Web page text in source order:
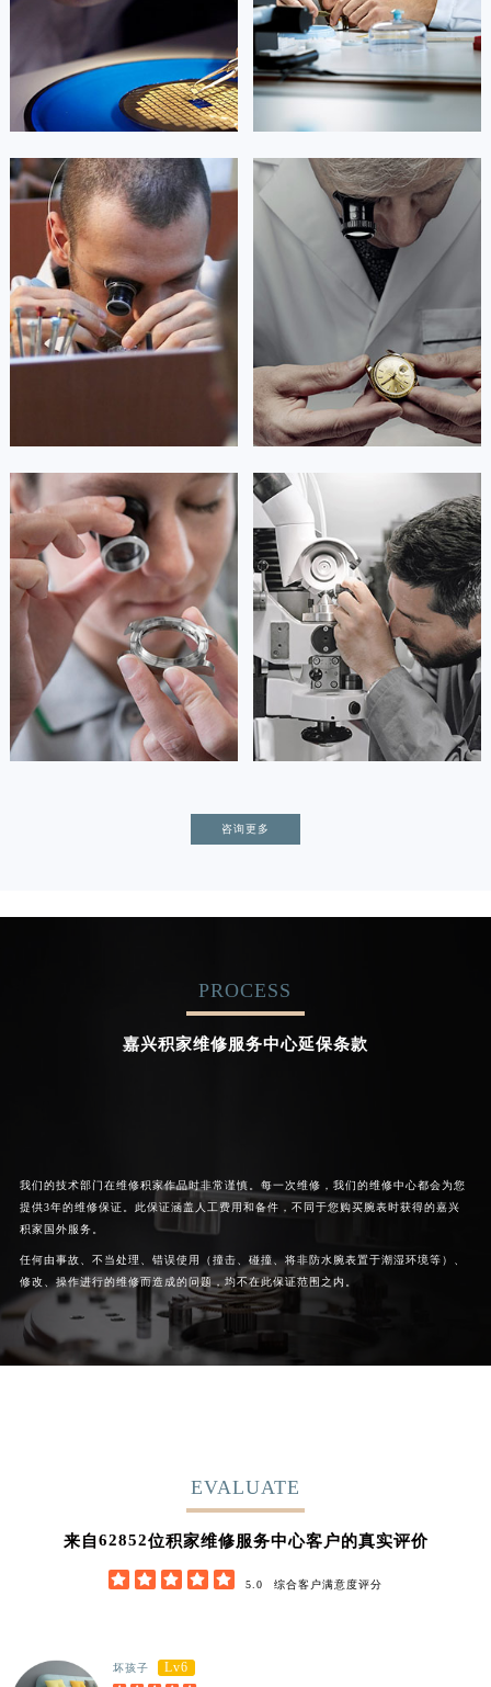
北京积家维修  上海积家维修
艾德琳·亚历桑德拉
资深积家技师
是积家售后服务中心
(积家保养中心)
的高级技师之一
Guangzhou Jaeger Maintain center
 广州积家维修
艾莉森·安吉莉亚
资深积家技师
是积家售后服务中心
(积家保养中心)
的高级技师之一
Shenzhen Jaeger Maintain center
 深圳积家维修
安尼塔·阿普里尔
资深积家技师
是积家售后服务中心
(积家保养中心)
的高级技师之一
Tianjin Jaeger Maintain center
 天津积家维修
贝亚特·布兰奇
资深积家技师
是积家售后服务中心
(积家保养中心)
的高级技师之一
Nanjing Jaeger Maintain center
 上海积家保养
辛迪·克莱门特
资深积家技师

咨询更多
PROCESS
嘉兴积家维修服务中心延保条款
我们的技术部门在维修积家作品时非常谨慎。每一次维修，我们的维修中心都会为您
提供3年的维修保证。此保证涵盖人工费用和备件，不同于您购买腕表时获得的嘉兴
积家国外服务。
任何由事故、不当处理、错误使用（撞击、碰撞、将非防水腕表置于潮湿环境等）、
修改、操作进行的维修而造成的问题，均不在此保证范围之内。
EVALUATE
来自62852位积家维修服务中心客户的真实评价
     5.0 综合客户满意度评分
坏孩子 Lv6